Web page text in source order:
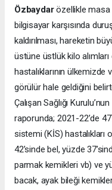
Özbaydarözellikle masa
bilgisayar karşısında
kaldırılması, hareketin
üstüne üstlük kilo
hastalıklarının ülkemizde
görülür hale geldiğini
Çalışan Sağlığı
raporunda; 2021-22’de
sistemi (KİS) hastalıkları
42’sinde bel, yüzde
parmak kemikleri vb) ve
bacak, ayak bileği